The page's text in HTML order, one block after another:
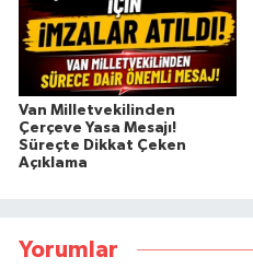
Van Milletvekilinden
Çerçeve Yasa Mesajı!
Süreçte Dikkat Çeken
Açıklama
Yorumlar